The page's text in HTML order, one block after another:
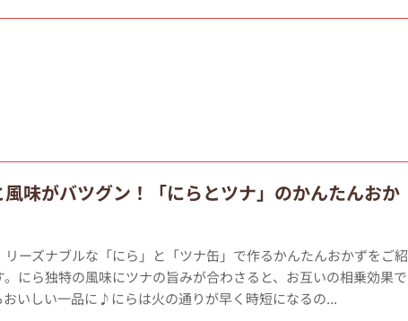
風味がバツグン！「にらとツナ」のかんたんおか
リーズナブルな「にら」と「ツナ缶」で作るかんたんおかずをご紹
。にら独特の風味にツナの旨みが合わさると、お互いの相乗効果で
おいしい一品に♪にらは火の通りが早く時短になるの...